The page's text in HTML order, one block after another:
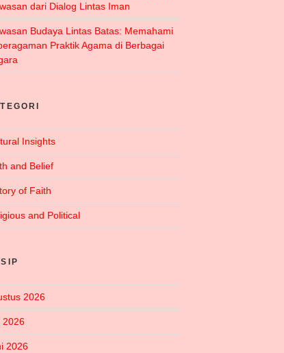
dari Dialog Lintas Iman
Budaya Lintas Batas: Memahami
Praktik Agama di Berbagai
Insights
and Belief
of Faith
and Political
2026
2026
2026